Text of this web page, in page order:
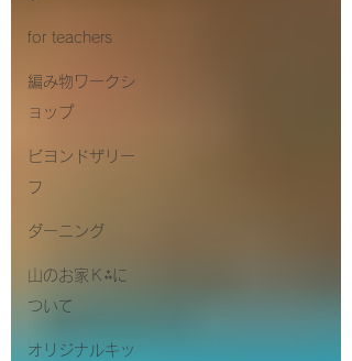
for teachers
編み物ワークシ
ョップ
ビヨンドザリー
フ
ダーニング
山のお家Ｋ⁂に
ついて
オリジナルキッ